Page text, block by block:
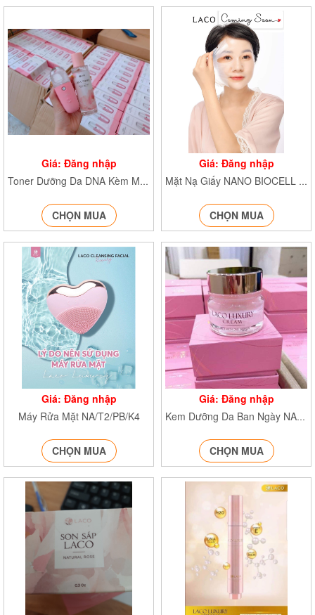
Giá: Đăng nhập
Toner Dưỡng Da DNA Kèm Máy Phun Sương NA/T2/PB/K4
CHỌN MUA
Giá: Đăng nhập
Mặt Nạ Giấy NANO BIOCELL NA/T1/K5
CHỌN MUA
Giá: Đăng nhập
Máy Rửa Mặt NA/T2/PB/K4
CHỌN MUA
Giá: Đăng nhập
Kem Dưỡng Da Ban Ngày NA/T2/PB/K4
CHỌN MUA